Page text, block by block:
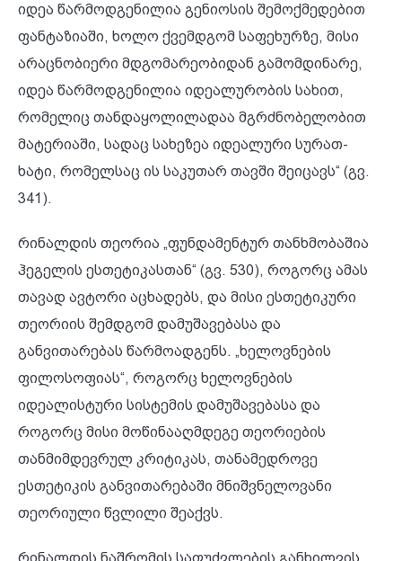
იდეა წარმოდგენილია გენიოსის შემოქმედებით
ფანტაზიაში, ხოლო ქვემდგომ საფეხურზე, მისი
არაცნობიერი მდგომარეობიდან გამომდინარე,
იდეა წარმოდგენილია იდეალურობის სახით,
რომელიც თანდაყოლილადაა მგრძნობელობით
მატერიაში, სადაც სახეზეა იდეალური სურათ-
ხატი, რომელსაც ის საკუთარ თავში შეიცავს“ (გვ.
341).
რინალდის თეორია „ფუნდამენტურ თანხმობაშია
ჰეგელის ესთეტიკასთან“ (გვ. 530), როგორც ამას
თავად ავტორი აცხადებს, და მისი ესთეტიკური
თეორიის შემდგომ დამუშავებასა და
განვითარებას წარმოადგენს. „ხელოვნების
ფილოსოფიას“, როგორც ხელოვნების
იდეალისტური სისტემის დამუშავებასა და
როგორც მისი მოწინააღმდეგე თეორიების
თანმიმდევრულ კრიტიკას, თანამედროვე
ესთეტიკის განვითარებაში მნიშვნელოვანი
თეორიული წვლილი შეაქვს.